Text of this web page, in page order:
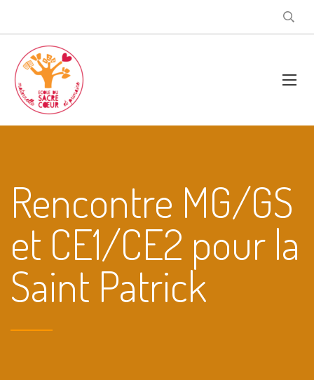
Rencontre MG/GS
et CE1/CE2 pour la
Saint Patrick